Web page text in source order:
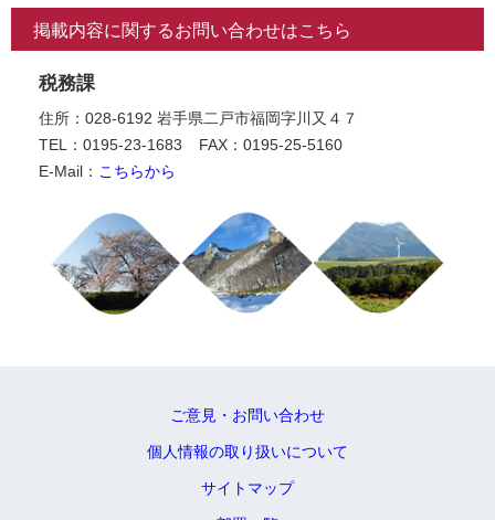
掲載内容に関するお問い合わせはこちら
税務課
住所：028-6192 岩手県二戸市福岡字川又４７
TEL：0195-23-1683
FAX：0195-25-5160
E-Mail： こちらから
ご意見・お問い合わせ
個人情報の取り扱いについて
サイトマップ